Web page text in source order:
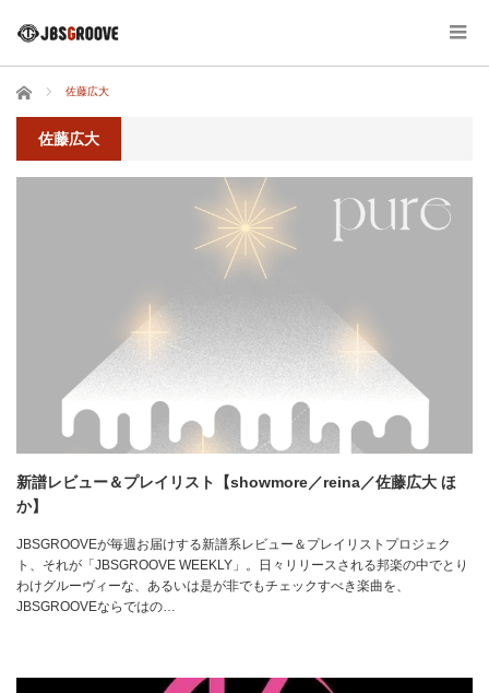
ホーム 佐藤広大
佐藤広大
新譜レビュー＆プレイリスト【showmore／reina／佐藤広大 ほ
か】
JBSGROOVEが毎週お届けする新譜系レビュー＆プレイリストプロジェク
ト、それが「JBSGROOVE WEEKLY」。日々リリースされる邦楽の中でとり
わけグルーヴィーな、あるいは是が非でもチェックすべき楽曲を、
JBSGROOVEならではの…